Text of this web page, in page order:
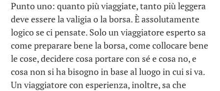
Punto uno: quanto più viaggiate, tanto più leggera
deve essere la valigia o la borsa. È assolutamente
logico se ci pensate. Solo un viaggiatore esperto sa
come preparare bene la borsa, come collocare bene
le cose, decidere cosa portare con sé e cosa no, e
cosa non si ha bisogno in base al luogo in cui si va.
Un viaggiatore con esperienza, inoltre, sa che